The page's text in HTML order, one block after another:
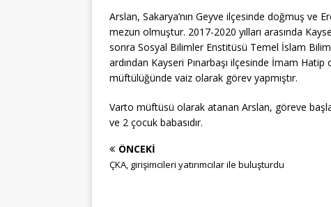
Arslan, Sakarya’nın Geyve ilçesinde doğmuş ve
mezun olmuştur. 2017-2020 yılları arasında
sonra Sosyal Bilimler Enstitüsü Temel İslam
ardından Kayseri Pınarbaşı ilçesinde İmam
müftülüğünde vaiz olarak görev yapmıştır.
Varto müftüsü olarak atanan Arslan, göreve
ve 2 çocuk babasıdır.
ÖNCEKI
ÇKA, girişimcileri yatırımcılar ile buluşturdu